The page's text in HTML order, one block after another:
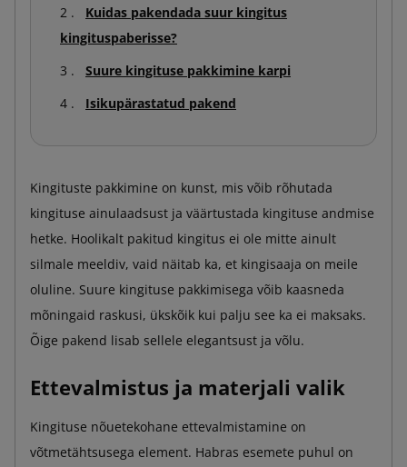
Kuidas pakendada suur kingitus
kingituspaberisse?
Suure kingituse pakkimine karpi
Isikupärastatud pakend
Kingituste pakkimine on kunst, mis võib rõhutada
kingituse ainulaadsust ja väärtustada kingituse andmise
hetke. Hoolikalt pakitud kingitus ei ole mitte ainult
silmale meeldiv, vaid näitab ka, et kingisaaja on meile
oluline. Suure kingituse pakkimisega võib kaasneda
mõningaid raskusi, ükskõik kui palju see ka ei maksaks.
Õige pakend lisab sellele elegantsust ja võlu.
Ettevalmistus ja materjali valik
Kingituse nõuetekohane ettevalmistamine on
võtmetähtsusega element. Habras esemete puhul on